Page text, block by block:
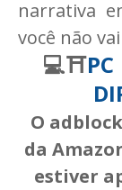
narrativa
você não
💻⛩️PC
O
da
estiver